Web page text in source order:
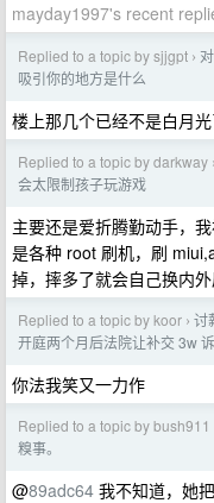
mayday1997's recent
Replied to a topic by sjjgpt ›
吸引你的地方是什么
楼上那几个已经不是白月
Replied to a topic by darkway ›
会太限制孩子玩游戏
主要还是爱折腾勤动手，
是各种 root 刷机，刷
掉，摔多了就会自己换内
Replied to a topic by koor › 讨
开庭两个月后法院让补交 3w
你法我笑又一力作
Replied to a topic by bush911
糗事。
@89adc64 我不知道，她